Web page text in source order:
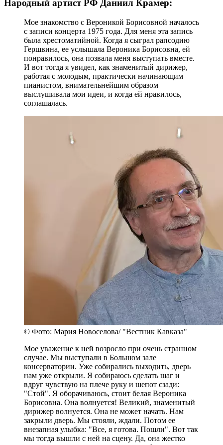
Народный артист РФ Даниил Крамер:
Мое знакомство с Вероникой Борисовной началось
с записи концерта 1975 года. Для меня эта запись
была хрестоматийной. Когда я сыграл рапсодию
Гершвина, ее услышала Вероника Борисовна, ей
понравилось, она позвала меня выступать вместе.
И вот тогда я увидел, как знаменитый дирижер,
работая с молодым, практически начинающим
пианистом, внимательнейшим образом
выслушивала мои идеи, и когда ей нравилось,
соглашалась.
© Фото: Мария Новоселова/ "Вестник Кавказа"
Мое уважение к ней возросло при очень странном
случае. Мы выступали в Большом зале
консерватории. Уже собирались выходить, дверь
нам уже открыли. Я собираюсь сделать шаг и
вдруг чувствую на плече руку и шепот сзади:
"Стой". Я оборачиваюсь, стоит белая Вероника
Борисовна. Она волнуется! Великий, знаменитый
дирижер волнуется. Она не может начать. Нам
закрыли дверь. Мы стояли, ждали. Потом ее
внезапная улыбка: "Все, я готова. Пошли". Вот так
мы тогда вышли с ней на сцену. Да, она жестко